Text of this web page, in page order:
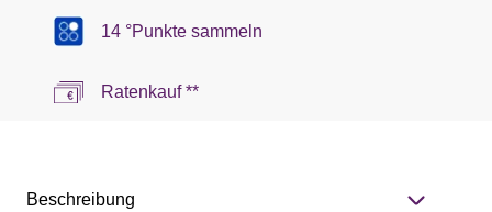
14 °Punkte sammeln
Ratenkauf **
Beschreibung